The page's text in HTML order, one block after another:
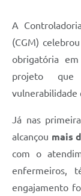
A
(CGM)
obrigatória
projeto que
vulnerabilidade
Já nas
alcançou mais
com o
enfermeiros,
engajamento